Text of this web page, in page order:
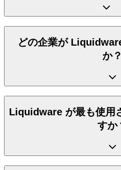
どの企業が
か？
Liquidware が最も使用
すか